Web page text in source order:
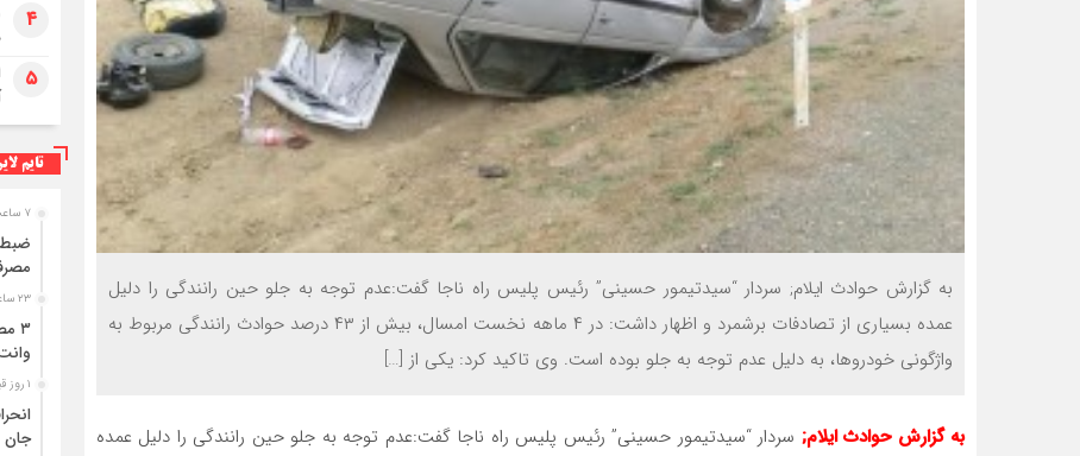
به گزارش حوادث ایلام; سردار “سیدتیمور حسینی” رئیس پلیس راه ناجا گفت:عدم توجه به جلو حین رانندگی را دلیل
عمده بسیاری از تصادفات برشمرد و اظهار داشت: در ۴ ماهه نخست امسال، بیش از ۴۳ درصد حوادث رانندگی مربوط به
واژگونی خودروها، به دلیل عدم توجه به جلو بوده است. وی تاکید کرد: یکی از […]
به گزارش حوادث ایلام; سردار “سیدتیمور حسینی” رئیس پلیس راه ناجا گفت:عدم توجه به جلو حین رانندگی را دلیل عمده
۴
۵
تایم
۷ ساعت قبل
۲۳ ساعت قبل
۱ روز قبل